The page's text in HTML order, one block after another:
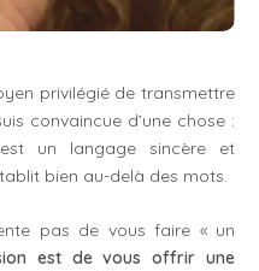
privilégié de transmettre
convaincue d’une chose :
un langage sincère et
bien au-delà des mots.
pas de vous faire « un
est de vous offrir une